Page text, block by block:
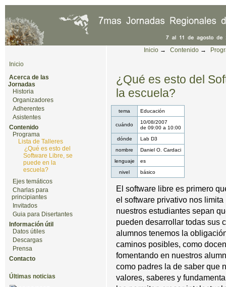
Cambiar a contenido.|Saltar a navegación
Herramientas Personales
Inicio → Contenido →
¿Qué es esto del
la escuela?
tema Educación
cuándo
10/08/2007
de 09:00a 10:00
dónde
Lab D3
nombre
Daniel O. Cardaci
lenguaje
es
nivel
básico
El software libre es primero
el software privativo nos
nuestros estudiantes sepan
pueden desarrollar todas sus
alumnos tenemos la
caminos posibles, como
fomentando en nuestros
como padres la de saber que
valores, saberes y
Inicio
Acerca de las
Jornadas
Historia
Organizadores
Adherentes
Asistentes
Contenido
Programa
Lista de Talleres
¿Qué es esto del
Software Libre, se
puede en la
escuela?
Ejes temáticos
Charlas para
principiantes
Invitados
Guia para Disertantes
Información útil
Datos útiles
Descargas
Prensa
Contacto
Últimas noticias